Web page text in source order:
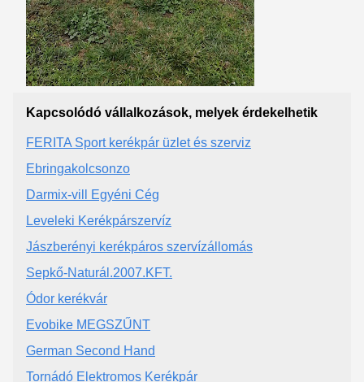
Kapcsolódó vállalkozások, melyek érdekelhetik
FERITA Sport kerékpár üzlet és szerviz
Ebringakolcsonzo
Darmix-vill Egyéni Cég
Leveleki Kerékpárszervíz
Jászberényi kerékpáros szervízállomás
Sepkő-Naturál.2007.KFT.
Ódor kerékvár
Evobike MEGSZŰNT
German Second Hand
Tornádó Elektromos Kerékpár